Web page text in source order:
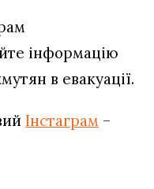
інформацію
в евакуації.
Інстаграм –